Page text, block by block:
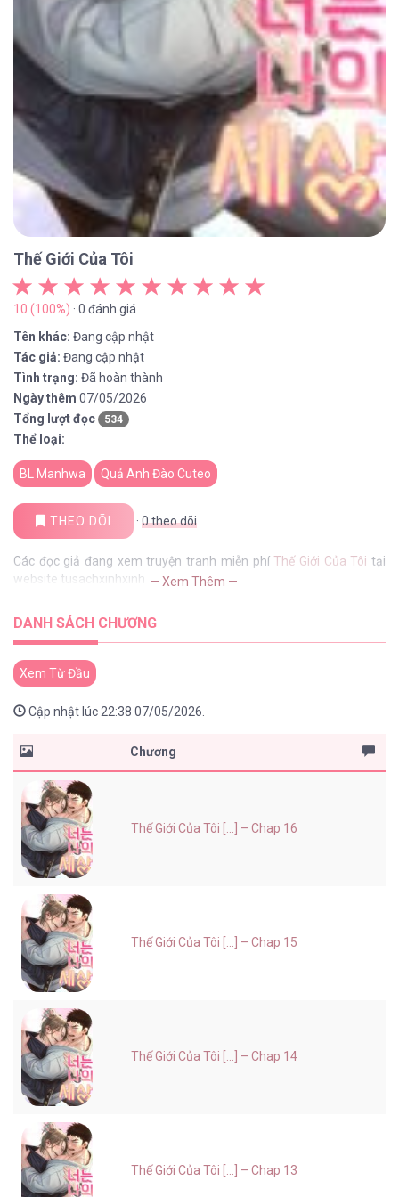
Thế Giới Của Tôi
10 (100%) · 0 đánh giá
Tên khác: Đang cập nhật
Tác giả: Đang cập nhật
Tình trạng: Đã hoàn thành
Ngày thêm 07/05/2026
Tổng lượt đọc
534
Thể loại:
BL Manhwa Quả Anh Đào Cuteo
THEO DÕI · 0theo dõi
Các đọc giả đang xem truyện tranh miễn phíThế Giới Của Tôi tại
website tusachxinhxinh — Xem Thêm —
DANH SÁCH CHƯƠNG
Xem Từ Đầu
Cập nhật lúc 22:38 07/05/2026.
Chương
Thế Giới Của Tôi [...] – Chap 16
Thế Giới Của Tôi [...] – Chap 15
Thế Giới Của Tôi [...] – Chap 14
Thế Giới Của Tôi [...] – Chap 13